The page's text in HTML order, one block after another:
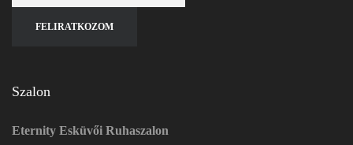
Szalon
Eternity Esküvői Ruhaszalon